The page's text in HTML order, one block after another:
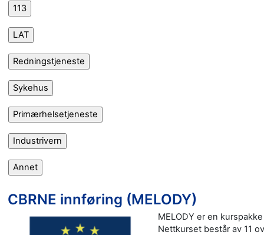
CBRNE innføring (MELODY)
MELODY er en
Nettkurset består av 11